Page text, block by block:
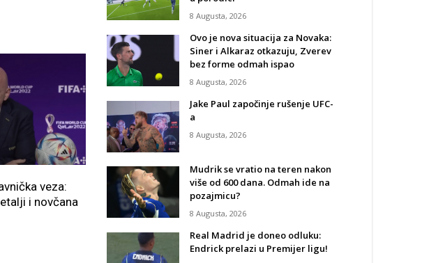
veza:
i novčana
8 Augusta, 2026
Ovo je nova situacija za Novaka:
Siner i Alkaraz otkazuju, Zverev
bez forme odmah ispao
8 Augusta, 2026
Jake Paul započinje rušenje UFC-
a
8 Augusta, 2026
Mudrik se vratio na teren nakon
više od 600 dana. Odmah ide na
pozajmicu?
8 Augusta, 2026
Real Madrid je doneo odluku:
Endrick prelazi u Premijer ligu!